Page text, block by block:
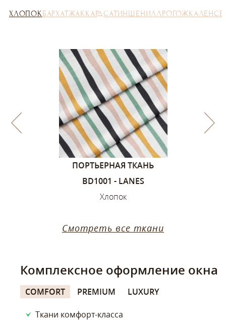
ХЛОПОКБАРХАТЖАККАРДСАТИНШЕНИЛЛРОГОЖКАЛЕН
ПОРТЬЕРНАЯ ТКАНЬ
BD1001 - LANES
Хлопок
Смотреть все ткани
Комплексное оформление окна
COMFORT PREMIUM LUXURY
Ткани комфорт-класса